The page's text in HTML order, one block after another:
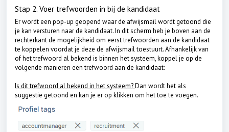
Stap 2. Voer trefwoorden in bij de kandidaat
Er wordt een pop-up geopend waar de afwijsmail wordt getoond die
je kan versturen naar de kandidaat. In dit scherm heb je boven aan de
rechterkant de mogelijkheid om eerst trefwoorden aan de kandidaat
te koppelen voordat je deze de afwijsmail toestuurt.Afhankelijk van
of het trefwoord al bekend is binnen het systeem, koppel je op de
volgende manieren een trefwoord aan de kandidaat:
Is dit trefwoord al bekend in het systeem?Dan wordt het als
suggestie getoond en kan je er op klikken om het toe te voegen.